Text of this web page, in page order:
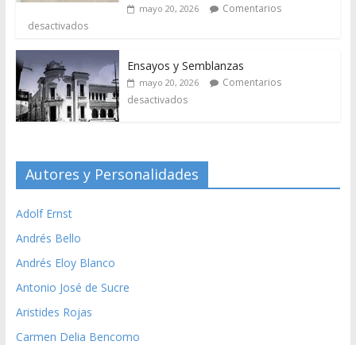
mayo 20, 2026
Comentarios
desactivados
Ensayos y Semblanzas
mayo 20, 2026
Comentarios
desactivados
Autores y Personalidades
Adolf Ernst
Andrés Bello
Andrés Eloy Blanco
Antonio José de Sucre
Aristides Rojas
Carmen Delia Bencomo